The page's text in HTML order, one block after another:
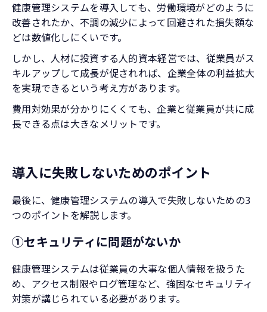
健康管理システムを導入しても、労働環境がどのように
改善されたか、不調の減少によって回避された損失額な
どは数値化しにくいです。
しかし、人材に投資する人的資本経営では、従業員がス
キルアップして成長が促されれば、企業全体の利益拡大
を実現できるという考え方があります。
費用対効果が分かりにくくても、企業と従業員が共に成
長できる点は大きなメリットです。
導入に失敗しないためのポイント
最後に、健康管理システムの導入で失敗しないための3
つのポイントを解説します。
①セキュリティに問題がないか
健康管理システムは従業員の大事な個人情報を扱うた
め、アクセス制限やログ管理など、強固なセキュリティ
対策が講じられている必要があります。